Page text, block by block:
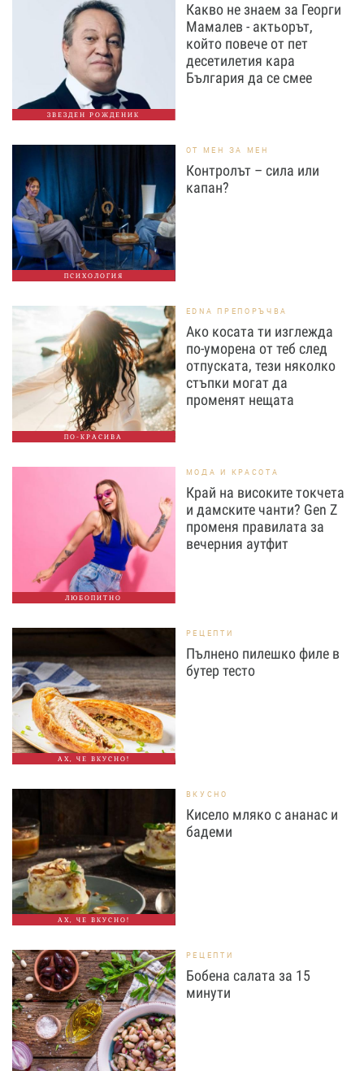
ЗВЕЗДЕН РОЖДЕНИК
Какво не знаем за Георги
Мамалев - актьорът,
който повече от пет
десетилетия кара
България да се смее
ПСИХОЛОГИЯ
ОТ МЕН ЗА МЕН
Контролът – сила или
капан?
ПО-КРАСИВА
EDNA ПРЕПОРЪЧВА
Ако косата ти изглежда
по-уморена от теб след
отпуската, тези няколко
стъпки могат да
променят нещата
ЛЮБОПИТНО
МОДА И КРАСОТА
Край на високите токчета
и дамските чанти? Gen Z
променя правилата за
вечерния аутфит
АХ, ЧЕ ВКУСНО!
РЕЦЕПТИ
Пълнено пилешко филе в
бутер тесто
АХ, ЧЕ ВКУСНО!
ВКУСНО
Кисело мляко с ананас и
бадеми
РЕЦЕПТИ
Бобена салата за 15
минути